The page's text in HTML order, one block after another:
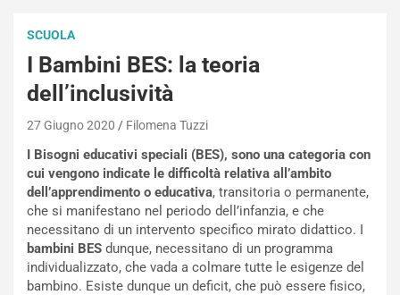
SCUOLA
I Bambini BES: la teoria
dell’inclusività
27 Giugno 2020 Filomena Tuzzi
I Bisogni educativi speciali (BES), sono una categoria con
cui vengono indicate le difficoltà relativa all’ambito
dell’apprendimento o educativa, transitoria o permanente,
che si manifestano nel periodo dell’infanzia, e che
necessitano di un intervento specifico mirato didattico. I
bambini BES dunque, necessitano di un programma
individualizzato, che vada a colmare tutte le esigenze del
bambino. Esiste dunque un deficit, che può essere fisico,